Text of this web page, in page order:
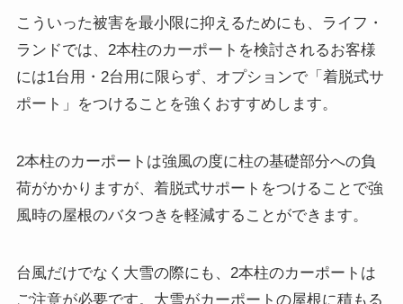
こういった被害を最小限に抑えるためにも、ライフ・
ランドでは、2本柱のカーポートを検討されるお客様
には1台用・2台用に限らず、オプションで「着脱式サ
ポート」をつけることを強くおすすめします。
2本柱のカーポートは強風の度に柱の基礎部分への負
荷がかかりますが、着脱式サポートをつけることで強
風時の屋根のバタつきを軽減することができます。
台風だけでなく大雪の際にも、2本柱のカーポートは
ご注意が必要です。大雪がカーポートの屋根に積もる